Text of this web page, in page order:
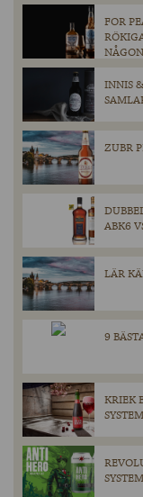
FOR
INNIS
ZUBR
ABK6
LÄR
9
KRIEK